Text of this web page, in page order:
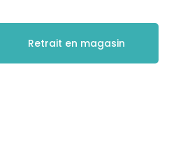
Retrait en magasin